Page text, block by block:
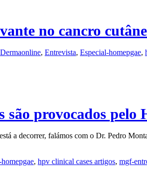
no cancro
Dermaonline, Entrevista, Especial-homepgae,
são provocados pelo
a decorrer, falámos com o Dr. Pedro
, hpv clinical cases artigos, mgf-